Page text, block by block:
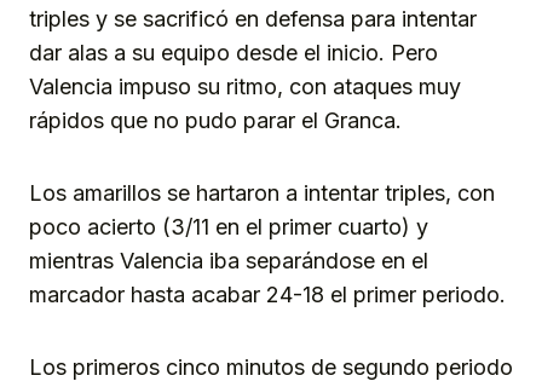
triples y se sacrificó en defensa para intentar
dar alas a su equipo desde el inicio. Pero
Valencia impuso su ritmo, con ataques muy
rápidos que no pudo parar el Granca.
Los amarillos se hartaron a intentar triples, con
poco acierto (3/11 en el primer cuarto) y
mientras Valencia iba separándose en el
marcador hasta acabar 24-18 el primer periodo.
Los primeros cinco minutos de segundo periodo